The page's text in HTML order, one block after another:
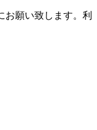
お願い致します。利